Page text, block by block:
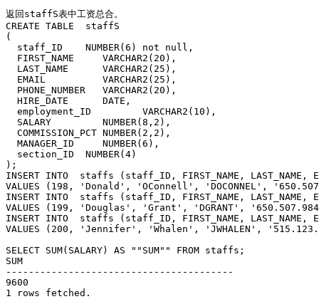
返回staffS表中工资总合。
CREATE TABLE  staffS
(
staff_ID    NUMBER(6) not null,
FIRST_NAME     VARCHAR2(20),
LAST_NAME      VARCHAR2(25),
EMAIL          VARCHAR2(25),
PHONE_NUMBER   VARCHAR2(20),
HIRE_DATE      DATE,
employment_ID         VARCHAR2(10),
SALARY         NUMBER(8,2),
COMMISSION_PCT NUMBER(2,2),
MANAGER_ID     NUMBER(6),
section_ID  NUMBER(4)
);
INSERT INTO  staffs (staff_ID, FIRST_NAME, LAST_NAME,
VALUES (198, 'Donald', 'OConnell', 'DOCONNEL',
INSERT INTO  staffs (staff_ID, FIRST_NAME, LAST_NAME,
VALUES (199, 'Douglas', 'Grant', 'DGRANT',
INSERT INTO  staffs (staff_ID, FIRST_NAME, LAST_NAME,
VALUES (200, 'Jennifer', 'Whalen', 'JWHALEN',
SELECT SUM(SALARY) AS ""SUM"" FROM staffs;
SUM
----------------------------------------
9600
1 rows fetched.